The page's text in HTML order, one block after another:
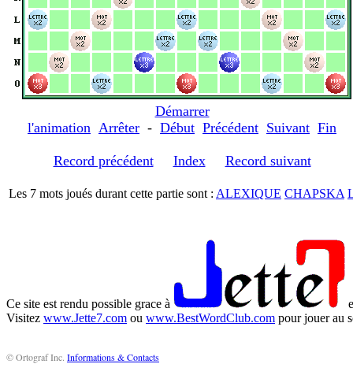
Démarrer
l'animation Arrêter - Début Précédent Suivant Fin
Record précédent Index Record suivant
Les 7 mots joués durant cette partie sont : ALEXIQUE CHAPSKA
Ce site est rendu possible grace à
Visitez www.Jette7.com ou www.BestWordClub.com pour jouer au
© Ortograf Inc. Informations & Contacts